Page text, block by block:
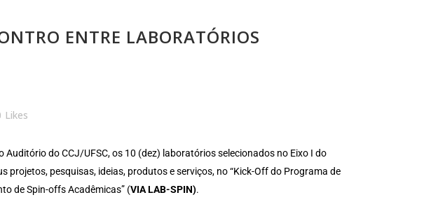
ENTRE LABORATÓRIOS
Likes
do CCJ/UFSC, os 10 (dez) laboratórios selecionados no Eixo I do
projetos, pesquisas, ideias, produtos e serviços, no“Kick-Off do Programa de
de Spin-offs Acadêmicas” (VIA LAB-SPIN).